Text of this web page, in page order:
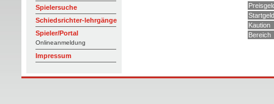
Spielersuche
Schiedsrichter-lehrgänge
Spieler/Portal
Onlineanmeldung
Impressum
Startgeld
Kaution
Bereich